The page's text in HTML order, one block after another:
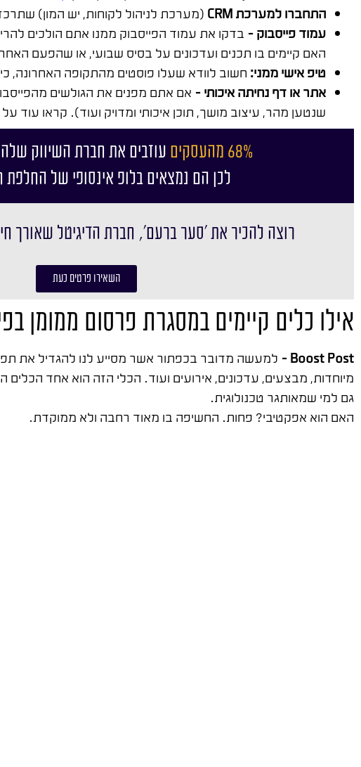
התחברו למערכת CRM
(מערכת לניהול לקוחות, יש המון)
עמוד פייסבוק – בדקו את עמוד הפייסבוק ממנו אתם הולכים
האם קיימים בו תכנים ועדכונים על בסיס שבועי, או שהפעם
טיפ אישי ממני: חשוב לוודא שעלו פוסטים מהתקופה האחרונה,
אתר או דף נחיתה איכותי – אם אתם מפנים את הגולשים
שנטען מהר, עיצוב מושך, תוכן איכותי ומדויק ועוד). קראו עוד על
68% מהעסקים
עוזבים את חברת השיווק
לכן הם נמצאים בלופ אינסופי של החלפת
רוצה להכיר את ׳סער ברעם׳, חברת הדיגיטל שאורך
השאירו פרטים כעת
אילו כלים קיימים במסגרת פרסום ממומן
Boost Post –
למעשה מדובר בכפתור אשר מסייע לנו להגדיל את
מיוחדות, מבצעים, עדכונים, אירועים ועוד. הכלי הזה הוא אחד
גם למי שמאותגר טכנולוגית.
האם הוא אפקטיבי? פחות. החשיפה בו מאוד רחבה ולא ממוקדת.